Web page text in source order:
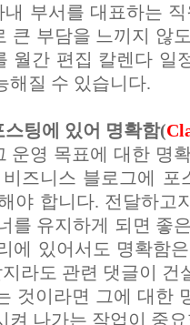
부서를 대표하는
큰 부담을 느끼지 않
월간 편집 칼렌다 일
해질 수 있습니다.
팅에 있어 명확함(
운영 목표에 대한 명
즈니스 블로그에 포
야 합니다. 전달하고
를 유지하게 되면 좋
에 있어서도 명확함
라도 관련 댓글이 건
것이라면 그에 대한
켜 나가는 작업이 중